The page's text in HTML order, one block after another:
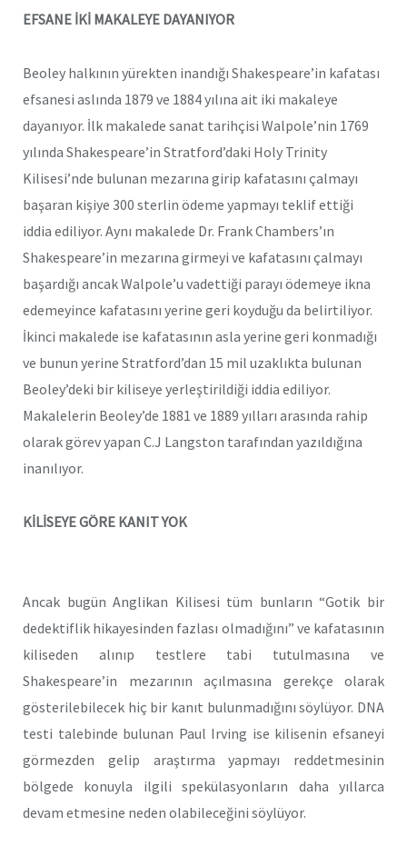
EFSANE İKİ MAKALEYE DAYANIYOR
Beoley halkının yürekten inandığı Shakespeare’in kafatası
efsanesi aslında 1879 ve 1884 yılına ait iki makaleye
dayanıyor. İlk makalede sanat tarihçisi Walpole’nin 1769
yılında Shakespeare’in Stratford’daki Holy Trinity
Kilisesi’nde bulunan mezarına girip kafatasını çalmayı
başaran kişiye 300 sterlin ödeme yapmayı teklif ettiği
iddia ediliyor. Aynı makalede Dr. Frank Chambers’ın
Shakespeare’in mezarına girmeyi ve kafatasını çalmayı
başardığı ancak Walpole’u vadettiği parayı ödemeye ikna
edemeyince kafatasını yerine geri koyduğu da belirtiliyor.
İkinci makalede ise kafatasının asla yerine geri konmadığı
ve bunun yerine Stratford’dan 15 mil uzaklıkta bulunan
Beoley’deki bir kiliseye yerleştirildiği iddia ediliyor.
Makalelerin Beoley’de 1881 ve 1889 yılları arasında rahip
olarak görev yapan C.J Langston tarafından yazıldığına
inanılıyor.
KİLİSEYE GÖRE KANIT YOK
Ancak bugün Anglikan Kilisesi tüm bunların “Gotik bir
dedektiflik hikayesinden fazlası olmadığını” ve kafatasının
kiliseden alınıp testlere tabi tutulmasına ve
Shakespeare’in mezarının açılmasına gerekçe olarak
gösterilebilecek hiç bir kanıt bulunmadığını söylüyor. DNA
testi talebinde bulunan Paul Irving ise kilisenin efsaneyi
görmezden gelip araştırma yapmayı reddetmesinin
bölgede konuyla ilgili spekülasyonların daha yıllarca
devam etmesine neden olabileceğini söylüyor.